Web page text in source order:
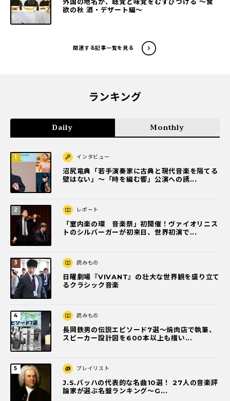
欲の秋 酒・デザート編～
関連する記事一覧を見る
ランキング
Daily Monthly
インタビュー
沼尻竜典「若手演奏家に古典と現代音楽を隔てる
壁はない」～「時を編む響」公演への誘...
レポート
「室内楽の環 音楽祭」初開催！ヴァイオリニス
トのシルバーガーが初来日、世界初演で...
読みもの
日曜劇場『VIVANT』の壮大な世界観を盛り立て
るクラシック音楽
読みもの
長岡鉄男の伝説エピソード7選〜焼肉店で執筆、
スピーカー設計図を600本以上も描い...
プレイリスト
J.S.バッハの代表的な名曲10選！ 27人の音楽評
論家が選ぶ名盤ランキング〜G...